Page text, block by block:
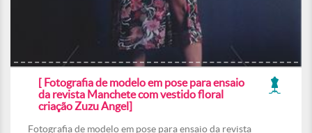
[ Fotografia de modelo em pose para ensaio
da revista Manchete com vestido floral
criação Zuzu Angel]
Fotografia de modelo em pose para ensaio da revista